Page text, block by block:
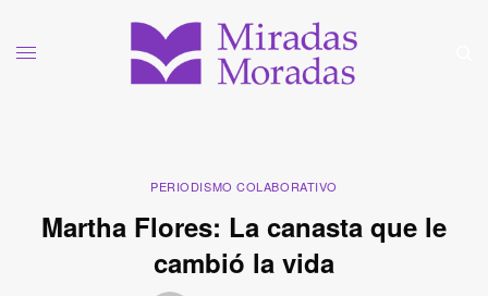
PERIODISMO COLABORATIVO
Martha Flores: La canasta que le
cambió la vida